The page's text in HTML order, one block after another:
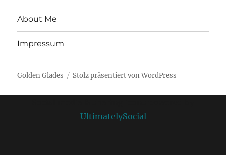
About Me
Impressum
Golden Glades Stolz präsentiert von WordPress
UltimatelySocial